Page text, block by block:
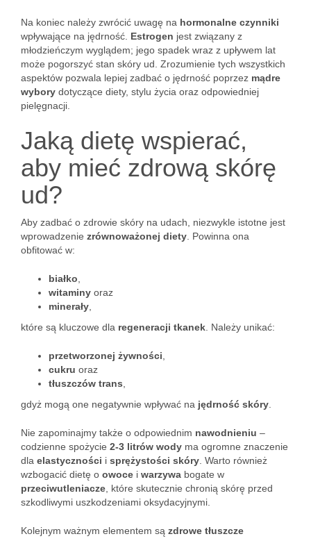
Na koniec należy zwrócić uwagę na hormonalne czynniki
wpływające na jędrność. Estrogen jest związany z
młodzieńczym wyglądem; jego spadek wraz z upływem lat
może pogorszyć stan skóry ud. Zrozumienie tych wszystkich
aspektów pozwala lepiej zadbać o jędrność poprzez mądre
wybory dotyczące diety, stylu życia oraz odpowiedniej
pielęgnacji.
Jaką dietę wspierać,
aby mieć zdrową skórę
ud?
Aby zadbać o zdrowie skóry na udach, niezwykle istotne jest
wprowadzenie zrównoważonej diety . Powinna ona
obfitować w:
białko
witaminy oraz
minerały
które są kluczowe dla regeneracji tkanek . Należy unikać:
przetworzonej żywności
cukru oraz
tłuszczów trans
gdyż mogą one negatywnie wpływać na jędrność skóry
Nie zapominajmy także o odpowiednim nawodnieniu –
codzienne spożycie 2-3 litrów wody ma ogromne znaczenie
dla elastyczności i sprężystości skóry . Warto również
wzbogacić dietę o owoce i warzywa bogate w
przeciwutleniacze , które skutecznie chronią skórę przed
szkodliwymi uszkodzeniami oksydacyjnymi.
Kolejnym ważnym elementem są zdrowe tłuszcze